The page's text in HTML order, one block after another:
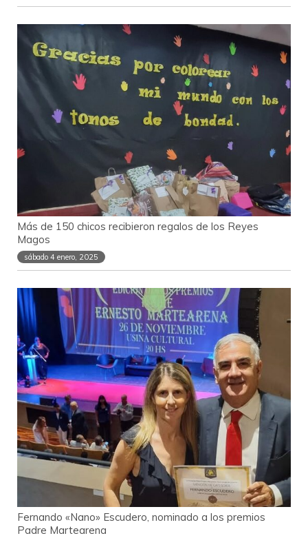
Más de 150 chicos recibieron regalos de los Reyes
Magos
sábado 4 enero, 2025
Fernando «Nano» Escudero, nominado a los premios
Padre Martearena